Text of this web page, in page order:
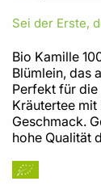
Sei der Erste,
Bio Kamille
Blümlein, das
Perfekt für
Kräutertee
Geschmack.
hohe Qualität